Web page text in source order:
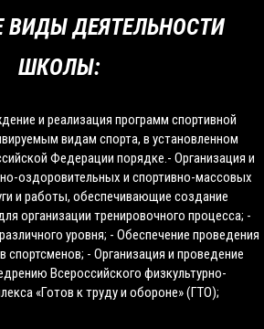
ВИДЫ ДЕЯТЕЛЬНОСТИ
ШКОЛЫ:
и реализация программ спортивной
видам спорта, в установленном
Федерации порядке.- Организация и
оздоровительных и спортивно-массовых
и работы, обеспечивающие создание
организации тренировочного процесса; -
уровня; - Обеспечение проведения
спортсменов; - Организация и проведение
Всероссийского физкультурно-
«Готов к труду и обороне» (ГТО);